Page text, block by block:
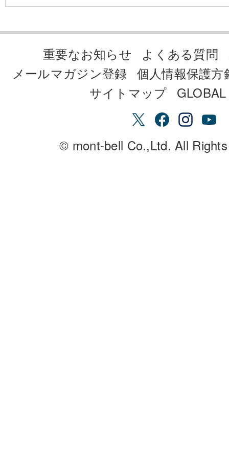
重要なお知らせ よくある質問
メールマガジン登録 個人情報保護方
サイトマップ
© mont-bell Co.,Ltd. All